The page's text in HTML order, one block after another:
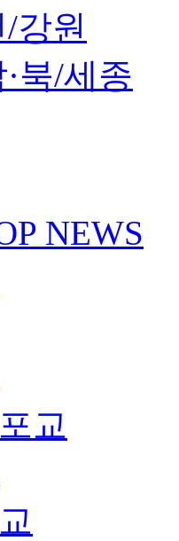
강원
북/세종
NEWS
교